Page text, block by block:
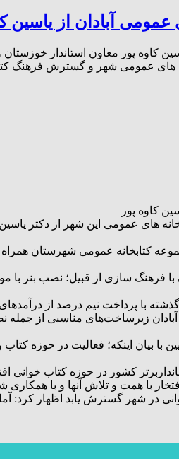
عمومی آبادان از یاسین
کاوه پور معاون استاندار
های عمومی شهر و گسترش فرهنگ
کاوه پور
های عمومی این شهر از دکتر
کتابخانه عمومی شهرستان
فرهنگ سازی از قبیل؛ نصب بنر با
آبادان زیرساخت‌های مناسبی از
با بیان اینکه؛ فعالیت در
کشور در حوزه کتاب
با همت و تلاش آنها و با همکاری
در شهر گسترش یابد اظهار کرد: